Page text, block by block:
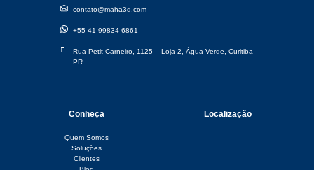
contato@maha3d.com
+55 41 99834-6861
Rua Petit Carneiro, 1125 – Loja 2, Água Verde, Curitiba –
PR​
Conheça
Quem Somos
Soluções
Clientes
Localização